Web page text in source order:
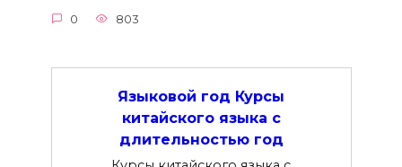
0 803
Языковой год Курсы
китайского языка с
длительностью год